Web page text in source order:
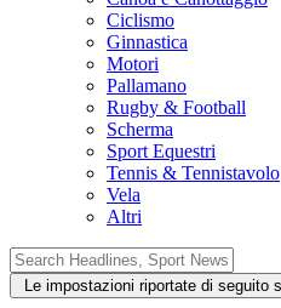
Ciclismo
Ginnastica
Motori
Pallamano
Rugby & Football
Scherma
Sport Equestri
Tennis & Tennistavolo
Vela
Altri